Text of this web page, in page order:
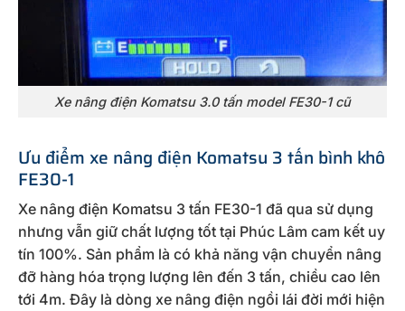
Xe nâng điện Komatsu 3.0 tấn model FE30-1 cũ
Ưu điểm xe nâng điện Komatsu 3 tấn bình khô
FE30-1
Xe nâng điện Komatsu 3 tấn FE30-1 đã qua sử dụng
nhưng vẫn giữ chất lượng tốt tại Phúc Lâm cam kết uy
tín 100%. Sản phẩm là có khả năng vận chuyển nâng
đỡ hàng hóa trọng lượng lên đến 3 tấn, chiều cao lên
tới 4m. Đây là dòng xe nâng điện ngồi lái đời mới hiện